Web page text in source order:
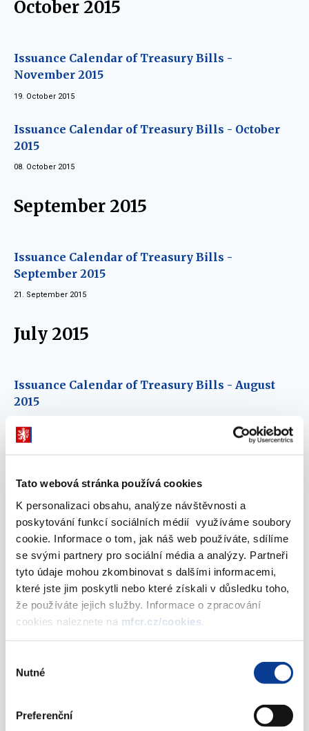
Tato webová stránka používá cookies
K personalizaci obsahu, analýze návštěvnosti a
poskytování funkcí sociálních médií využíváme soubory
cookie. Informace o tom, jak náš web používáte, sdílíme
se svými partnery pro sociální média a analýzy. Partneři
tyto údaje mohou zkombinovat s dalšími informacemi,
které jste jim poskytli nebo které získali v důsledku toho,
že používáte jejich služby. Informace o zpracování
cookies naleznete na mfcr.cz/cookies
souhlasu
Nutné
Preferenční
October 2015
Issuance Calendar of Treasury Bills -
November 2015
19. October 2015
Issuance Calendar of Treasury Bills - October
2015
08. October 2015
September 2015
Issuance Calendar of Treasury Bills -
September 2015
21. September 2015
July 2015
Issuance Calendar of Treasury Bills - August
2015
June 2015
Issuance Calendar of Treasury Bills - July 2015
15. June 2015
May 2015
Issuance Calendar of Treasury Bills - June 2015